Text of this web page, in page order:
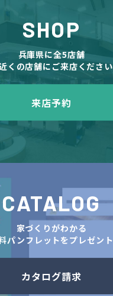
SHOP
兵庫県に全5店舗
くの店舗にご来店ください
来店予約
CATALOG
家づくりがわかる
パンフレットをプレゼント
カタログ請求